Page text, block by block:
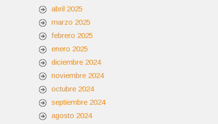
abril 2025
marzo 2025
febrero 2025
enero 2025
diciembre 2024
noviembre 2024
octubre 2024
septiembre 2024
agosto 2024